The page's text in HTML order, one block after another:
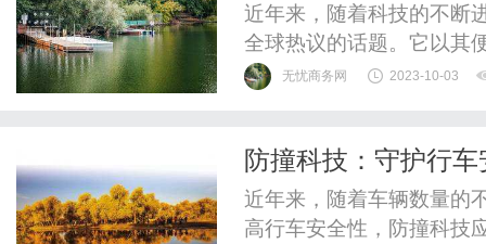
近年来，随着科技的不断
全球热议的话题。它以其
多的投资者的关注和参与
降低了交易成本和时间。
无忧商务网 2023-10-03
防撞科技：守护行
近年来，随着车辆数量的
高行车安全性，防撞科技